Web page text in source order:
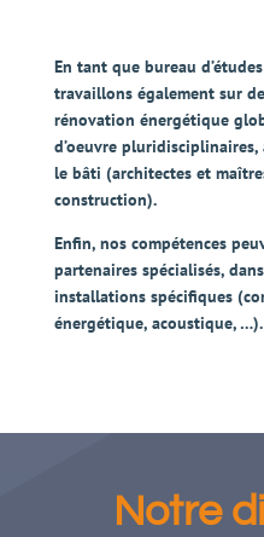
En tant que bureau
travaillons également sur de
rénovation énergétique
d’oeuvre pluridisciplinaires,
le bâti (architectes et
construction).
Enfin, nos compétences
partenaires spécialisés,
installations spécifiques
énergétique, acoustique, …).
Notre